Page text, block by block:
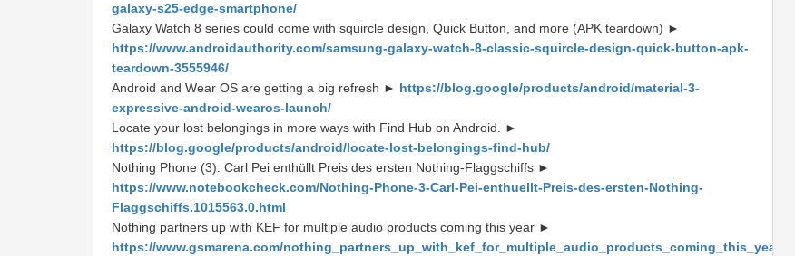
galaxy-s25-edge-smartphone/
Galaxy Watch 8 series could come with squircle design, Quick Button, and more (APK teardown) ►
https://www.androidauthority.com/samsung-galaxy-watch-8-classic-squircle-design-quick-button-apk-
teardown-3555946/
Android and Wear OS are getting a big refresh ► https://blog.google/products/android/material-3-
expressive-android-wearos-launch/
Locate your lost belongings in more ways with Find Hub on Android. ►
https://blog.google/products/android/locate-lost-belongings-find-hub/
Nothing Phone (3): Carl Pei enthüllt Preis des ersten Nothing-Flaggschiffs ►
https://www.notebookcheck.com/Nothing-Phone-3-Carl-Pei-enthuellt-Preis-des-ersten-Nothing-
Flaggschiffs.1015563.0.html
Nothing partners up with KEF for multiple audio products coming this year ►
https://www.gsmarena.com/nothing_partners_up_with_kef_for_multiple_audio_products_coming_this_year-